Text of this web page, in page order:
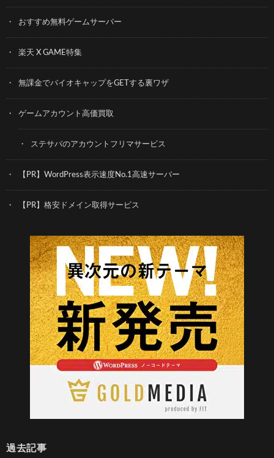
おすすめ無料ゲームサーバー
楽天 X GAME特集
無課金でバイオキャップをGETする裏ワザ
ゲームアカウント高価買取
ステサバのアカウントフリマサービス
【PR】WordPress表示速度No.1高速サーバー
【PR】格安ドメイン取得サービス
過去記事